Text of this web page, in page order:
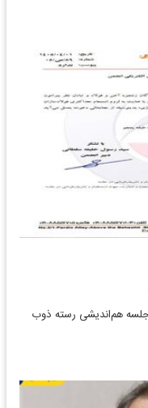
جلسه هم‌اندیشی رسته ذوب